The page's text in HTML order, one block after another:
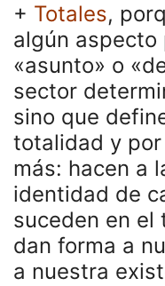
+ Totales,
algún aspecto
«asunto» o
sector
sino que
totalidad y
más: hacen a
identidad de
suceden en el
dan forma a
a nuestra